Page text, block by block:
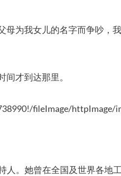
母为我女儿的名字而争吵，
才到达那里。
人。她曾在全国及世界各地